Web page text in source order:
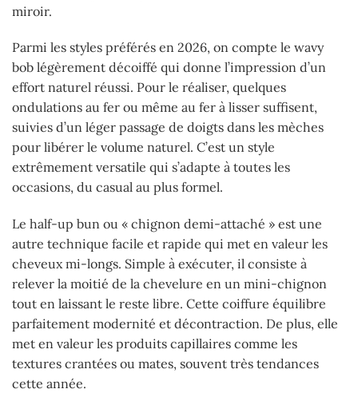
miroir.
Parmi les styles préférés en 2026, on compte le wavy
bob légèrement décoiffé qui donne l’impression d’un
effort naturel réussi. Pour le réaliser, quelques
ondulations au fer ou même au fer à lisser suffisent,
suivies d’un léger passage de doigts dans les mèches
pour libérer le volume naturel. C’est un style
extrêmement versatile qui s’adapte à toutes les
occasions, du casual au plus formel.
Le half-up bun ou « chignon demi-attaché » est une
autre technique facile et rapide qui met en valeur les
cheveux mi-longs. Simple à exécuter, il consiste à
relever la moitié de la chevelure en un mini-chignon
tout en laissant le reste libre. Cette coiffure équilibre
parfaitement modernité et décontraction. De plus, elle
met en valeur les produits capillaires comme les
textures crantées ou mates, souvent très tendances
cette année.